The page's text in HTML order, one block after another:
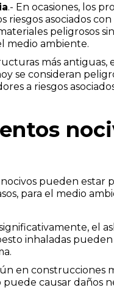
.- En ocasiones, los
asociados
peligrosos
medio ambiente.
más
se consideran
a riesgos
pueden estar
para el medio
el
inhaladas
en construcciones
causar daños